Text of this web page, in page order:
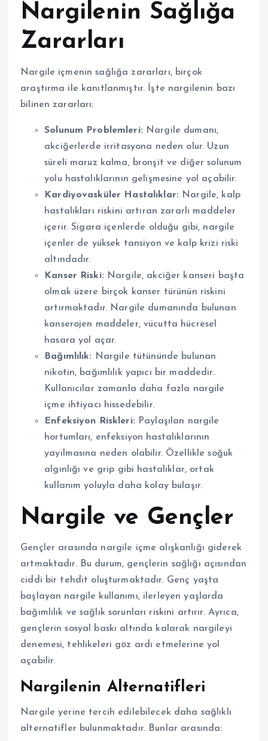
Nargilenin Sağlığa
Zararları
Nargile içmenin sağlığa zararları, birçok
araştırma ile kanıtlanmıştır. İşte nargilenin bazı
bilinen zararları:
Solunum Problemleri: Nargile dumanı,
akciğerlerde irritasyona neden olur. Uzun
süreli maruz kalma, bronşit ve diğer solunum
yolu hastalıklarının gelişmesine yol açabilir.
Kardiyovasküler Hastalıklar: Nargile, kalp
hastalıkları riskini artıran zararlı maddeler
içerir. Sigara içenlerde olduğu gibi, nargile
içenler de yüksek tansiyon ve kalp krizi riski
altındadır.
Kanser Riski: Nargile, akciğer kanseri başta
olmak üzere birçok kanser türünün riskini
artırmaktadır. Nargile dumanında bulunan
kanserojen maddeler, vücutta hücresel
hasara yol açar.
Bağımlılık:
Nargile tütününde bulunan
nikotin, bağımlılık yapıcı bir maddedir.
Kullanıcılar zamanla daha fazla nargile
içme ihtiyacı hissedebilir.
Enfeksiyon Riskleri: Paylaşılan nargile
hortumları, enfeksiyon hastalıklarının
yayılmasına neden olabilir. Özellikle soğuk
algınlığı ve grip gibi hastalıklar, ortak
kullanım yoluyla daha kolay bulaşır.
Nargile ve Gençler
Gençler arasında nargile içme alışkanlığı giderek
artmaktadır. Bu durum, gençlerin sağlığı açısından
ciddi bir tehdit oluşturmaktadır. Genç yaşta
başlayan nargile kullanımı, ilerleyen yaşlarda
bağımlılık ve sağlık sorunları riskini artırır. Ayrıca,
gençlerin sosyal baskı altında kalarak nargileyi
denemesi, tehlikeleri göz ardı etmelerine yol
açabilir.
Nargilenin Alternatifleri
Nargile yerine tercih edilebilecek daha sağlıklı
alternatifler bulunmaktadır. Bunlar arasında: